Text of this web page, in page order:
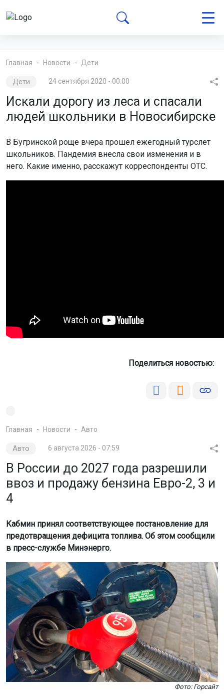
Главная Новости Дети
Дети 24 сентября 2020 - 00:00
Искали дорогу из леса и спасали
людей школьники в Новосибирске
В Бугринской роще вчера прошел ежегодный турслет
школьников. Пандемия внесла свои изменения и в
него. Какие именно, расскажут корреспонденты ОТС.
Поделиться новостью:
Главная Новости Авто
Авто 6 августа 2026 - 07:59
В России до 2027 года разрешили
ввоз и продажу бензина Евро-2, 3 и
4
Кабмин принял соответствующее постановление для
предотвращения дефицита топлива. Об этом сообщили
в пресс-службе Минэнерго.
Фото: Горсайт